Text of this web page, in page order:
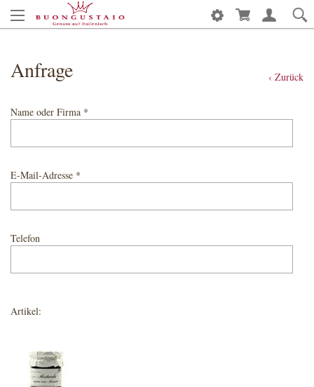
‹ Zurück
Anfrage
Name oder Firma *
E-Mail-Adresse *
Telefon
Artikel: